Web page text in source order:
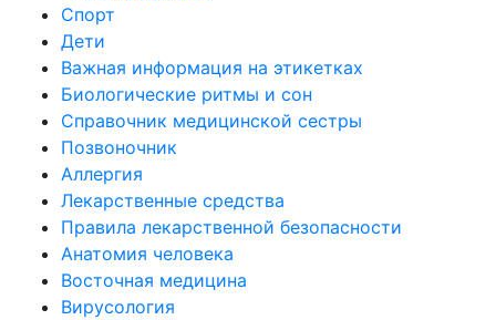
Спорт
Дети
Важная информация на этикетках
Биологические ритмы и сон
Справочник медицинской сестры
Позвоночник
Аллергия
Лекарственные средства
Правила лекарственной безопасности
Aнатомия человека
Восточная медицина
Вирусология